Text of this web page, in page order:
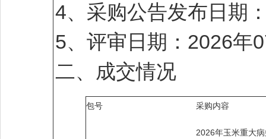
4、采购公告发布日期
5、评审日期：2026年
二、成交情况
包号 采购内容
2026年玉米重大